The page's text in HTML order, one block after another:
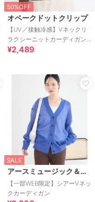
50%OFF
オペークドットクリップ
【UV／接触冷感】Vネックリ
ラクシーニットカーディガン
《洗濯機OK／抗ピル》
¥2,489
SALE
アースミュージック＆エコロジー
【一部WEB限定】シアーVネッ
クカーディガン